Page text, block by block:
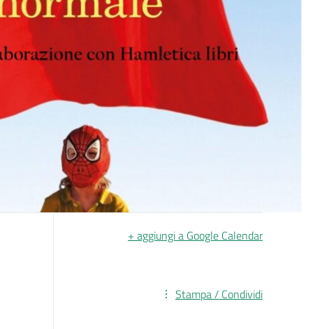
+ aggiungi a Google Calendar
Stampa / Condividi